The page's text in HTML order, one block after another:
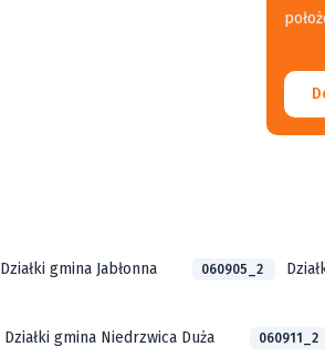
Działki gmina Jabłonna 060905_2
Działki gmina Niedrzwica Duża 060911_2